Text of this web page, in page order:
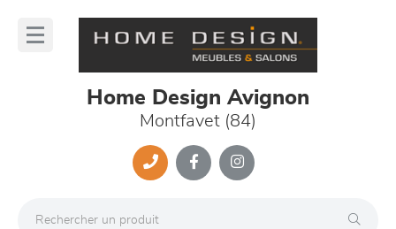
Home Design Avignon
Montfavet (84)